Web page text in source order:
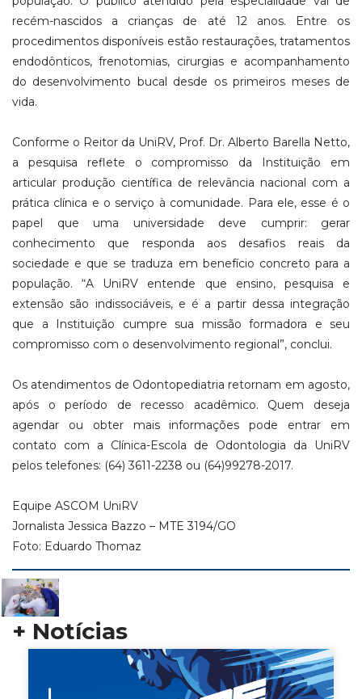
recém-nascidos a crianças de até 12 anos. Entre os
procedimentos disponíveis estão restaurações, tratamentos
endodônticos, frenotomias, cirurgias e acompanhamento
do desenvolvimento bucal desde os primeiros meses de
vida.
Conforme o Reitor da UniRV, Prof. Dr. Alberto Barella Netto,
a pesquisa reflete o compromisso da Instituição em
articular produção científica de relevância nacional com a
prática clínica e o serviço à comunidade. Para ele, esse é o
papel que uma universidade deve cumprir: gerar
conhecimento que responda aos desafios reais da
sociedade e que se traduza em benefício concreto para a
população. “A UniRV entende que ensino, pesquisa e
extensão são indissociáveis, e é a partir dessa integração
que a Instituição cumpre sua missão formadora e seu
compromisso com o desenvolvimento regional”, conclui.
Os atendimentos de Odontopediatria retornam em agosto,
após o período de recesso acadêmico. Quem deseja
agendar ou obter mais informações pode entrar em
contato com a Clínica-Escola de Odontologia da UniRV
pelos telefones: (64) 3611-2238 ou (64)99278-2017.
Equipe ASCOM UniRV
Jornalista Jessica Bazzo – MTE 3194/GO
Foto: Eduardo Thomaz
+ Notícias